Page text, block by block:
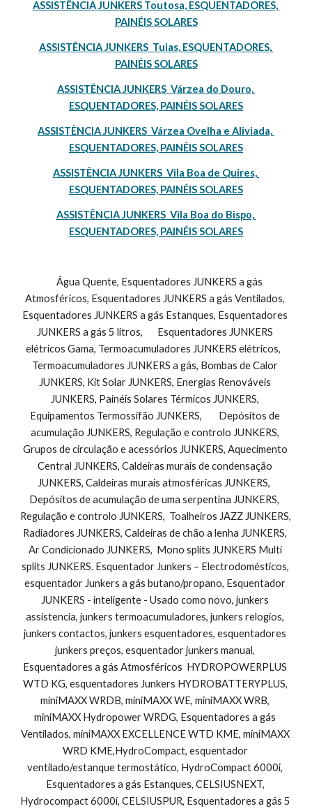
ASSISTÊNCIA JUNKERS Toutosa, ESQUENTADORES,
PAINÉIS SOLARES
ASSISTÊNCIA JUNKERS  Tuias, ESQUENTADORES,
PAINÉIS SOLARES
ASSISTÊNCIA JUNKERS  Várzea do Douro,
ESQUENTADORES, PAINÉIS SOLARES
ASSISTÊNCIA JUNKERS  Várzea Ovelha e Aliviada,
ESQUENTADORES, PAINÉIS SOLARES
ASSISTÊNCIA JUNKERS  Vila Boa de Quires,
ESQUENTADORES, PAINÉIS SOLARES
ASSISTÊNCIA JUNKERS  Vila Boa do Bispo,
ESQUENTADORES, PAINÉIS SOLARES
Atmosféricos, Esquentadores JUNKERS a gás Ventilados,
Esquentadores JUNKERS a gás Estanques, Esquentadores
JUNKERS a gás 5 litros,       Esquentadores JUNKERS
elétricos Gama, Termoacumuladores JUNKERS elétricos,
Termoacumuladores JUNKERS a gás, Bombas de Calor
JUNKERS, Kit Solar JUNKERS, Energias Renováveis
JUNKERS, Painéis Solares Térmicos JUNKERS,
Equipamentos Termossifão JUNKERS,        Depósitos de
acumulação JUNKERS, Regulação e controlo JUNKERS,
Grupos de circulação e acessórios JUNKERS, Aquecimento
Central JUNKERS, Caldeiras murais de condensação
JUNKERS, Caldeiras murais atmosféricas JUNKERS,
Depósitos de acumulação de uma serpentina JUNKERS,
Regulação e controlo JUNKERS,  Toalheiros JAZZ JUNKERS,
Radiadores JUNKERS, Caldeiras de chão a lenha JUNKERS,
Ar Condicionado JUNKERS,  Mono splits JUNKERS Multi
splits JUNKERS. Esquentador Junkers – Electrodomésticos,
esquentador Junkers a gás butano/propano, Esquentador
JUNKERS - inteligente - Usado como novo, junkers
assistencia, junkers termoacumuladores, junkers relogios,
junkers contactos, junkers esquentadores, esquentadores
junkers preços, esquentador junkers manual,
Esquentadores a gás Atmosféricos  HYDROPOWERPLUS
WTD KG, esquentadores Junkers HYDROBATTERYPLUS,
miniMAXX WRDB, miniMAXX WE, miniMAXX WRB,
miniMAXX Hydropower WRDG, Esquentadores a gás
Ventilados, miniMAXX EXCELLENCE WTD KME, miniMAXX
WRD KME,HydroCompact, esquentador
ventilado/estanque termostático, HydroCompact 6000i,
Esquentadores a gás Estanques, CELSIUSNEXT,
Hydrocompact 6000i, CELSIUSPUR, Esquentadores a gás 5